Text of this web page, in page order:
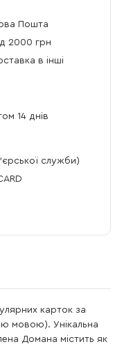
Пошта
2000 грн
в інші
14 днів
служби)
карток за
мовою). Унікальна
Домана містить як